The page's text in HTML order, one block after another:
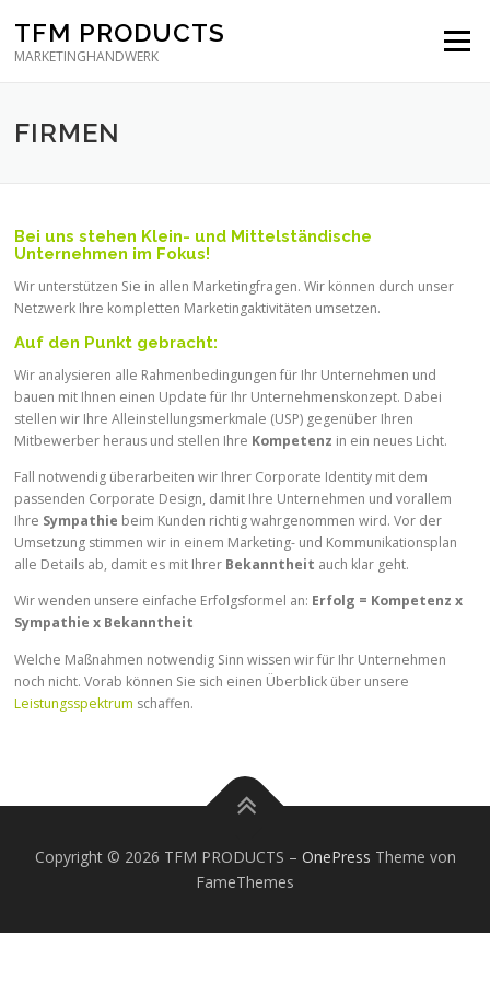
zum
Inhalt
TFM PRODUCTS
MARKETINGHANDWERK
Menü
FIRMEN
Bei uns stehen Klein- und Mittelständische
Unternehmen im Fokus!
Wir unterstützen Sie in allen Marketingfragen.Wir können durch unser
Netzwerk Ihre kompletten Marketingaktivitäten umsetzen.
Auf den Punkt gebracht:
Wir analysieren alle Rahmenbedingungen für Ihr Unternehmen und
bauen mit Ihnen einen Update für Ihr Unternehmenskonzept. Dabei
stellen wir Ihre Alleinstellungsmerkmale (USP) gegenüber Ihren
Mitbewerber heraus und stellen Ihre Kompetenz in ein neues Licht.
Fall notwendig überarbeiten wir Ihrer Corporate Identity mit dem
passenden Corporate Design, damit Ihre Unternehmen und vorallem
Ihre Sympathie beim Kunden richtig wahrgenommen wird. Vor der
Umsetzung stimmen wir in einem Marketing- und Kommunikationsplan
alle Details ab, damit es mit Ihrer Bekanntheit auch klar geht.
Wir wenden unsere einfache Erfolgsformel an: Erfolg = Kompetenz x
Sympathie x Bekanntheit
Welche Maßnahmen notwendig Sinn wissen wir für Ihr Unternehmen
noch nicht. Vorab können Sie sich einen Überblick über unsere
Leistungsspektrum schaffen.
Copyright © 2026 TFM PRODUCTS – OnePress Theme von
FameThemes